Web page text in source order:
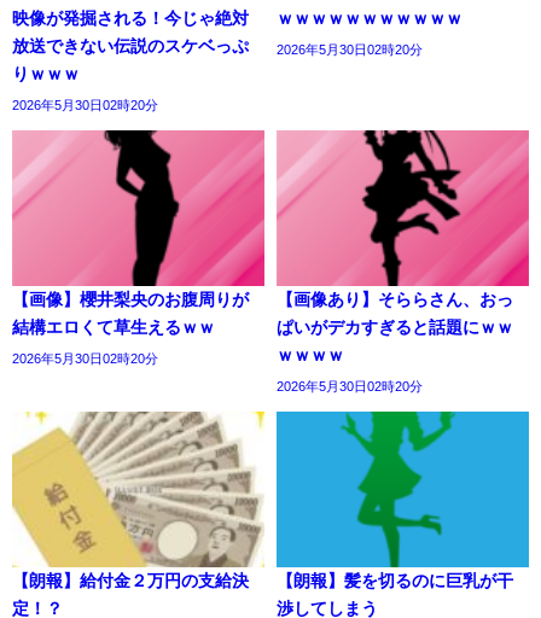
映像が発掘される！今じゃ絶対
放送できない伝説のスケベっぷ
りｗｗｗ
2026年5月30日02時20分
ｗｗｗｗｗｗｗｗｗｗｗ
2026年5月30日02時20分
【画像】櫻井梨央のお腹周りが
結構エロくて草生えるｗｗ
2026年5月30日02時20分
【画像あり】そららさん、おっ
ぱいがデカすぎると話題にｗｗ
ｗｗｗｗ
2026年5月30日02時20分
【朗報】給付金２万円の支給決
定！？
【朗報】髪を切るのに巨乳が干
渉してしまう